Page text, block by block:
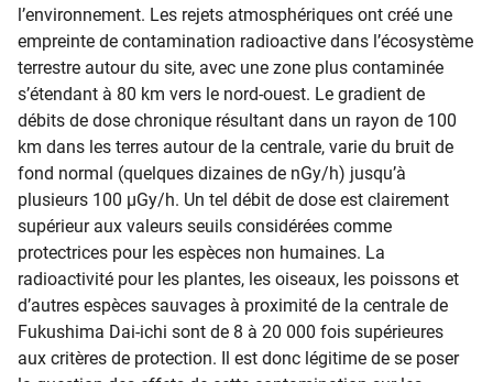
l’environnement. Les rejets atmosphériques ont créé une
empreinte de contamination radioactive dans l’écosystème
terrestre autour du site, avec une zone plus contaminée
s’étendant à 80 km vers le nord-ouest. Le gradient de
débits de dose chronique résultant dans un rayon de 100
km dans les terres autour de la centrale, varie du bruit de
fond normal (quelques dizaines de nGy/h) jusqu’à
plusieurs 100 µGy/h. Un tel débit de dose est clairement
supérieur aux valeurs seuils considérées comme
protectrices pour les espèces non humaines. La
radioactivité pour les plantes, les oiseaux, les poissons et
d’autres espèces sauvages à proximité de la centrale de
Fukushima Dai-ichi sont de 8 à 20 000 fois supérieures
aux critères de protection. Il est donc légitime de se poser